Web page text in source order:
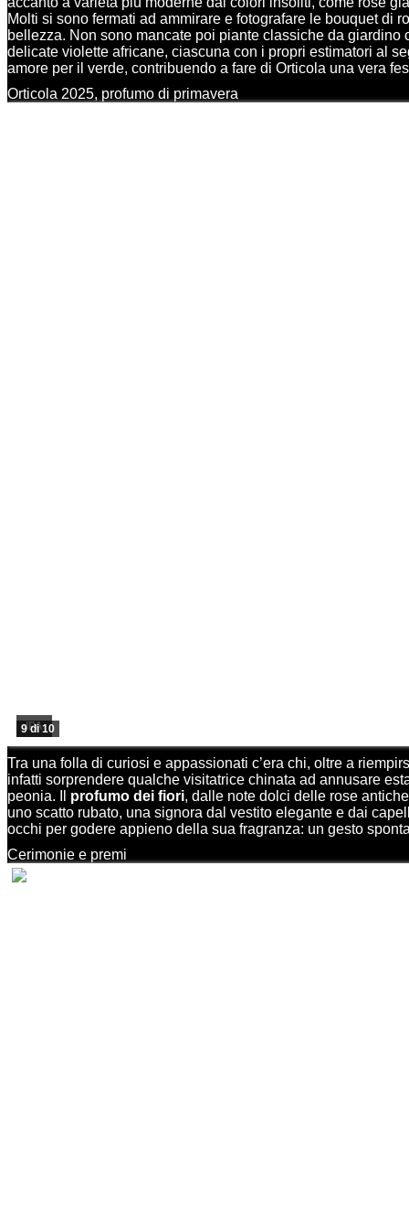
Molti si sono fermati ad ammirare e fotografare le bouquet di
bellezza. Non sono mancate poi piante classiche da
delicate violette africane, ciascuna con i propri estimatori al
amore per il verde, contribuendo a fare di Orticola una vera
Orticola 2025, profumo di primavera
IPA
9 di 10
Tra una folla di curiosi e appassionati c’era chi, oltre a
infatti sorprendere qualche visitatrice chinata ad annusare
peonia. Il profumo dei fiori, dalle note dolci delle rose
uno scatto rubato, una signora dal vestito elegante e dai
occhi per godere appieno della sua fragranza: un gesto
Cerimonie e premi